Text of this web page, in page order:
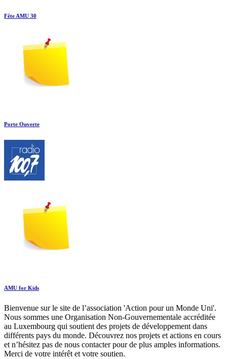
Fête AMU 30
Porte Ouverte
AMU for Kids
Bienvenue sur le site de l’association 'Action pour un Monde Uni'.
Nous sommes une Organisation Non-Gouvernementale accréditée
au Luxembourg qui soutient des projets de développement dans
différents pays du monde. Découvrez nos projets et actions en cours
et n’hésitez pas de nous contacter pour de plus amples informations.
Merci de votre intérêt et votre soutien.